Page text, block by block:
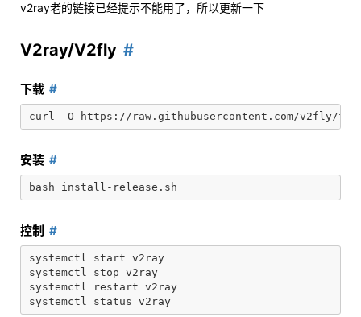
v2ray老的链接已经提示不能用了，所以更新一下
V2ray/V2fly
下载
安装
控制
systemctl start v2ray
systemctl stop v2ray
systemctl restart v2ray